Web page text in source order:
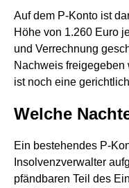
Auf dem P-Konto ist
Höhe von 1.260 Euro
und Verrechnung
Nachweis
ist noch eine
Welche
Ein bestehendes P-
Insolvenzverwalter
pfändbaren Teil des